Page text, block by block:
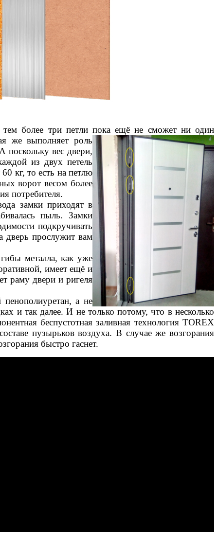
более три петли пока ещё не сможет ни один
же выполняет роль
поскольку вес двери,
из двух петель
кг, то есть на петлю
ворот весом более
потребителя.
замки приходят в
пыль. Замки
подкручивать
дверь прослужит вам
металла, как уже
имеет ещё и
раму двери и ригеля
а не
и так далее. И не только потому, что в несколько
беспустотная заливная технология TOREX
пузырьков воздуха. В случае же возгорания
быстро гаснет.